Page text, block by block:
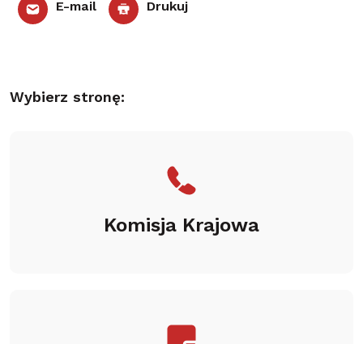
E-mail Drukuj
Wybierz stronę:
Komisja Krajowa